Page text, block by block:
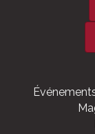
MBI s'engage
à